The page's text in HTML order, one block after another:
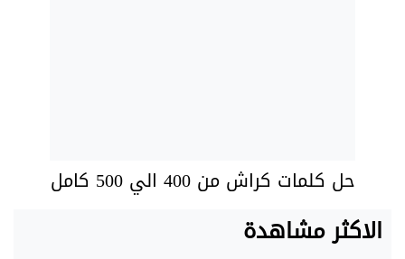
حل كلمات كراش من 400 الي 500 كامل
الاكثر مشاهدة